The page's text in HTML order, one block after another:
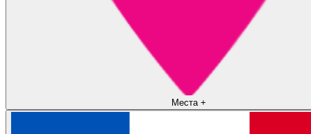
Места +